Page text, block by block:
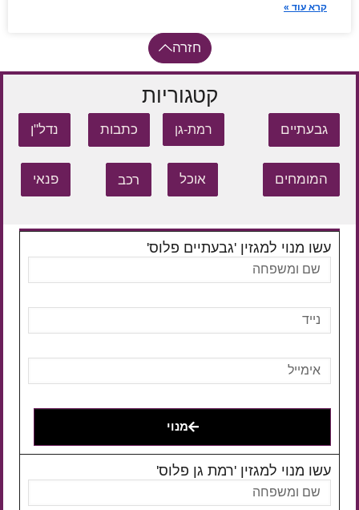
קרא עוד »
חזרה
קטגוריות
גבעתיים רמת-גן כתבות נדל"ן
המומחים אוכל רכב פנאי
עשו מנוי למגזין 'גבעתיים פלוס'
מנוי
עשו מנוי למגזין 'רמת גן פלוס'